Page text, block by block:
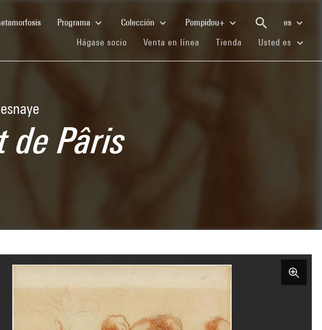
(current)Programa Colección Pompidou+
es
Hágase socio (current)
Venta en línea (current)
Tienda (current)
Usted es
de Pâris